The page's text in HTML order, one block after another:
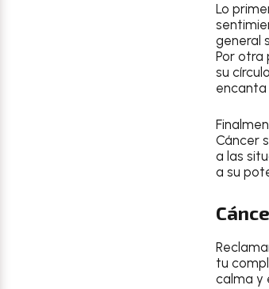
Lo
general
Por otra
su
encanta
Cáncer
a las
a su
tu
calma y